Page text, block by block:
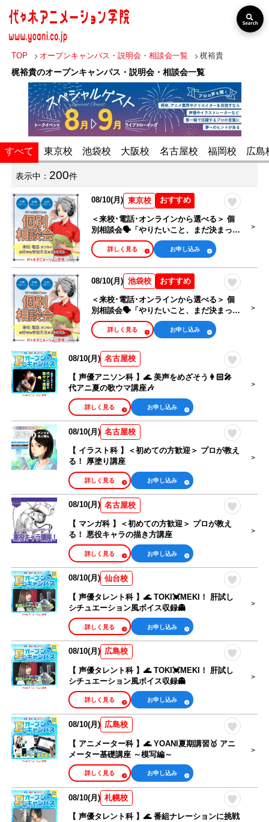
分野・職業
出張オープン
キャンパス
声優・俳優・タ
レント・歌い
手・アニソン歌
手
VTuber・Vライ
アニメーター・
アニメ監督・他
アニメ関係
イラストレータ
ー・漫画家
シナリオ・ライ
トノベル・小説
家
タレントマネー
ジャー・アイド
ルマネージャー
ライブ制作・舞
台制作・イベン
トスタッフ
ゲーム・ゲーム
高等部 大学部
カレンダーから選ぶ
オンラインオープンキャンパス
体験したい
相談・見学したい
TOP オープンキャンパス・説明会・相談会一覧 梶裕貴
梶裕貴のオープンキャンパス・説明会・相談会一覧
すべて 東京校 池袋校 大阪校 名古屋校 福岡校 広島
表示中： 200件
おすすめ
08/10(月) 東京校
＜来校･電話･オンラインから選べる＞ 個
別相談会🗣️「やりたいこと、まだ決まって
ない」キミも大歓迎！
お申し込み
詳しく見る
おすすめ
08/10(月) 池袋校
＜来校･電話･オンラインから選べる＞ 個
別相談会🗣️「やりたいこと、まだ決まって
ない」キミも大歓迎！
お申し込み
詳しく見る
08/10(月) 名古屋校
【 声優アニソン科 】🌊 美声をめざそう👩🏻‍🎤
代アニ夏の歌ウマ講座🎶
お申し込み
詳しく見る
08/10(月) 名古屋校
【 イラスト科 】＜初めての方歓迎＞ プロが教え
る！ 厚塗り講座
お申し込み
詳しく見る
08/10(月) 名古屋校
【 マンガ科 】＜初めての方歓迎＞ プロが教え
る！ 悪役キャラの描き方講座
お申し込み
詳しく見る
08/10(月) 仙台校
【 声優タレント科 】🌊 TOKI💓MEKI！ 肝試し
シチュエーション風ボイス収録👻
お申し込み
詳しく見る
08/10(月) 広島校
【 声優タレント科 】🌊 TOKI💓MEKI！ 肝試し
シチュエーション風ボイス収録👻
お申し込み
詳しく見る
08/10(月) 広島校
【 アニメーター科 】🌊 YOANI夏期講習🥇 アニ
メーター基礎講座 ～模写編～
お申し込み
詳しく見る
08/10(月) 札幌校
【 声優タレント科 】🌊 番組ナレーションに挑戦